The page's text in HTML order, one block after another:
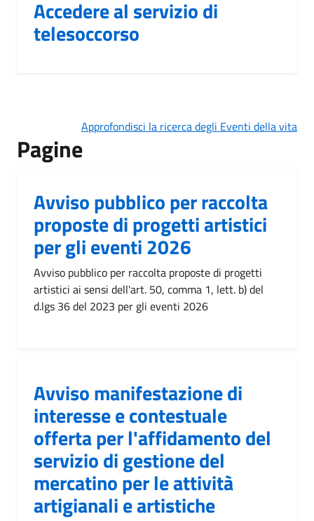
Accedere al servizio di
telesoccorso
Approfondisci la ricerca degli Eventi della vita
Pagine
Avviso pubblico per raccolta
proposte di progetti artistici
per gli eventi 2026
Avviso pubblico per raccolta proposte di progetti
artistici ai sensi dell'art. 50, comma 1, lett. b) del
d.lgs 36 del 2023 per gli eventi 2026
Avviso manifestazione di
interesse e contestuale
offerta per l'affidamento del
servizio di gestione del
mercatino per le attività
artigianali e artistiche